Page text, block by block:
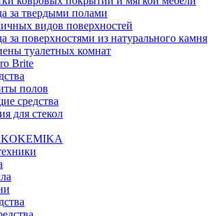
за твердыми полами
видов поверхностей
за поверхностями из натурального камня
туалетных комнат
Brite
полов
средства
для стекол